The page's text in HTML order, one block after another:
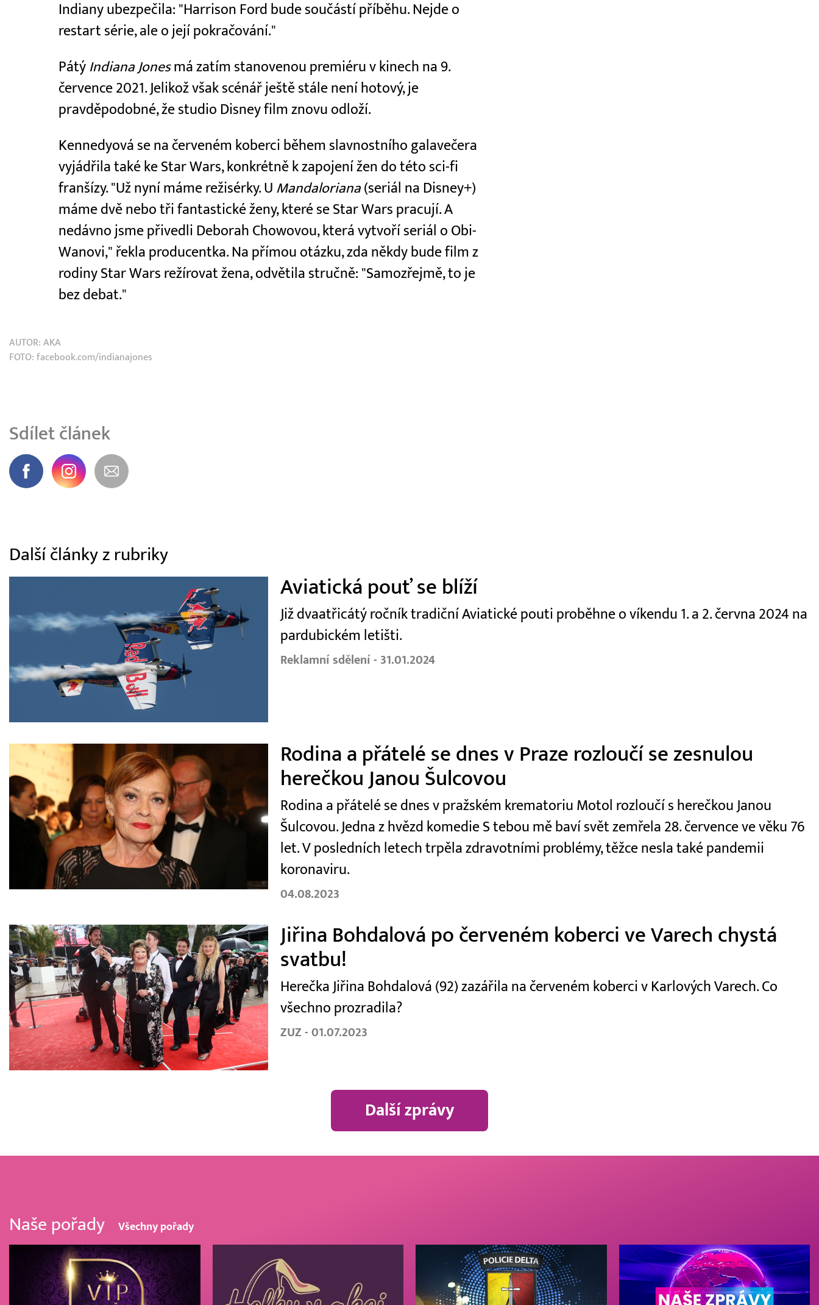
Indiany ubezpečila: "Harrison Ford bude součástí příběhu. Nejde o
restart série, ale o její pokračování."
Pátý Indiana Jonesmá zatím stanovenou premiéru v kinech na 9.
července 2021. Jelikož však scénář ještě stále není hotový, je
pravděpodobné, že studio Disney film znovu odloží.
Kennedyová se na červeném koberci během slavnostního galavečera
vyjádřila také ke Star Wars, konkrétně k zapojení žen do této sci-fi
franšízy. "Už nyní máme režisérky. U Mandaloriana (seriál na Disney+)
máme dvě nebo tři fantastické ženy, které se Star Wars pracují. A
nedávno jsme přivedli Deborah Chowovou, která vytvoří seriál o Obi-
Wanovi," řekla producentka. Na přímou otázku, zda někdy bude film z
rodiny Star Wars režírovat žena, odvětila stručně: "Samozřejmě, to je
bez debat."
AUTOR: AKA
FOTO: facebook.com/indianajones
Sdílet článek
Další články z rubriky
Aviatická pouť se blíží
Již dvaatřicátý ročník tradiční Aviatické pouti proběhne o víkendu 1. a 2. června 2024 na
pardubickém letišti.
Reklamní sdělení - 31.01.2024
Rodina a přátelé se dnes v Praze rozloučí se zesnulou
herečkou Janou Šulcovou
Rodina a přátelé se dnes v pražském krematoriu Motol rozloučí s herečkou Janou
Šulcovou. Jedna z hvězd komedie S tebou mě baví svět zemřela 28. července ve věku 76
let. V posledních letech trpěla zdravotními problémy, těžce nesla také pandemii
koronaviru.
04.08.2023
Jiřina Bohdalová po červeném koberci ve Varech chystá
svatbu!
Herečka Jiřina Bohdalová (92) zazářila na červeném koberci v Karlových Varech. Co
všechno prozradila?
ZUZ - 01.07.2023
Další zprávy
Naše pořady Všechny pořady